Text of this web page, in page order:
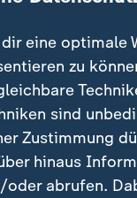
Angreifer von
Erkrankung
Angaben
darüber
eine optimale
zu
sind
Zustimmung
hinaus
oder abrufen.